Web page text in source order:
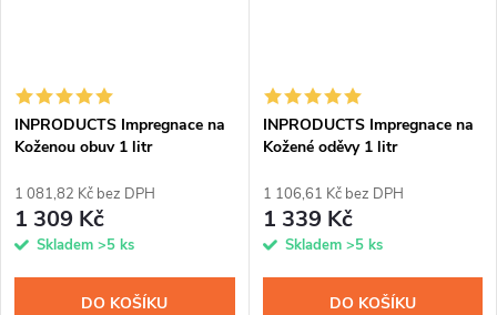
INPRODUCTS Impregnace na
Koženou obuv 1 litr
1 081,82 Kč bez DPH
1 309 Kč
Skladem >5 ks
DO KOŠÍKU
INPRODUCTS Impregnace na
Kožené oděvy 1 litr
1 106,61 Kč bez DPH
1 339 Kč
Skladem >5 ks
DO KOŠÍKU